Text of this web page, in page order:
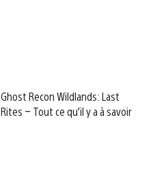
Ghost Recon Wildlands: Last
Rites – Tout ce qu’il y a à savoir